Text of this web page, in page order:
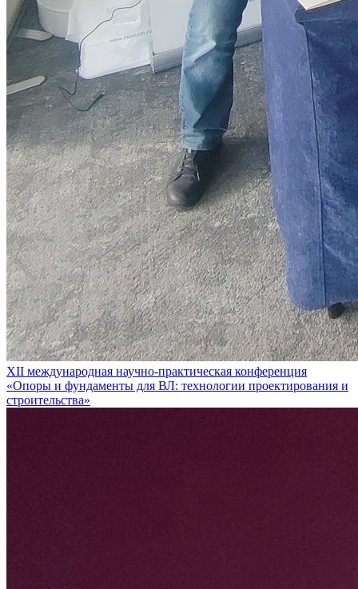
XII международная научно-практическая конференция
«Опоры и фундаменты для ВЛ: технологии проектирования и
строительства»